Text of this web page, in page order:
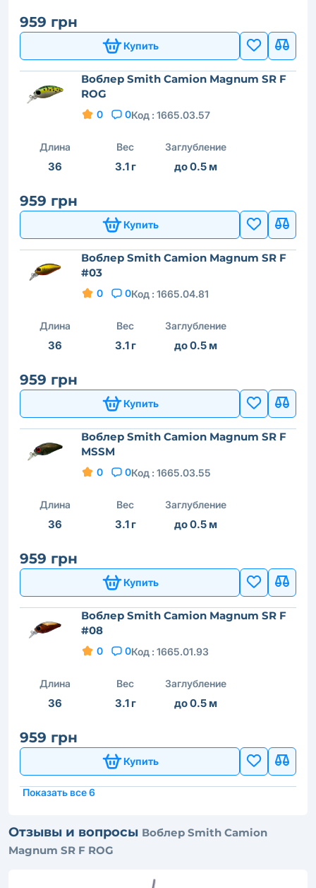
959 грн
Купить
Воблер Smith Camion Magnum SR F
ROG
0 0Код : 1665.03.57
Длина
36
Вес
3.1 г
Заглубление
до 0.5 м
959 грн
Купить
Воблер Smith Camion Magnum SR F
#03
0 0Код : 1665.04.81
Длина
36
Вес
3.1 г
Заглубление
до 0.5 м
959 грн
Купить
Воблер Smith Camion Magnum SR F
MSSM
0 0Код : 1665.03.55
Длина
36
Вес
3.1 г
Заглубление
до 0.5 м
959 грн
Купить
Воблер Smith Camion Magnum SR F
#08
0 0Код : 1665.01.93
Длина
36
Вес
3.1 г
Заглубление
до 0.5 м
959 грн
Купить
Показать все 6
Отзывы и вопросы Воблер Smith Camion
Magnum SR F ROG